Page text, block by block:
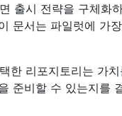
출시 전략을 구체화
문서는 파일럿에 가
한 리포지토리는 가
준비할 수 있는지를